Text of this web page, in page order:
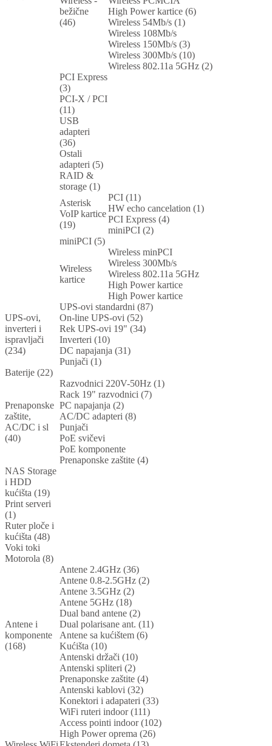
bežične
(46)
High Power kartice (6)
Wireless 54Mb/s (1)
Wireless 108Mb/s
Wireless 150Mb/s (3)
Wireless 300Mb/s (10)
Wireless 802.11a 5GHz (2)
PCI Express
(3)
PCI-X / PCI
(11)
USB
adapteri
(36)
Ostali
adapteri (5)
RAID &
storage (1)
Asterisk
VoIP kartice
(19)
PCI (11)
HW echo cancelation (1)
PCI Express (4)
miniPCI (2)
miniPCI (5)
Wireless
kartice
Wireless minPCI
Wireless 300Mb/s
Wireless 802.11a 5GHz
High Power kartice
High Power kartice
UPS-ovi,
inverteri i
ispravljači
(234)
UPS-ovi standardni (87)
On-line UPS-ovi (52)
Rek UPS-ovi 19" (34)
Inverteri (10)
DC napajanja (31)
Punjači (1)
Baterije (22)
Prenaponske
zaštite,
AC/DC i sl
(40)
Razvodnici 220V-50Hz (1)
Rack 19" razvodnici (7)
PC napajanja (2)
AC/DC adapteri (8)
Punjači
PoE svičevi
PoE komponente
Prenaponske zaštite (4)
NAS Storage
i HDD
kućišta (19)
Print serveri
(1)
Ruter ploče i
kućišta (48)
Voki toki
Motorola (8)
Antene i
komponente
(168)
Antene 2.4GHz (36)
Antene 0.8-2.5GHz (2)
Antene 3.5GHz (2)
Antene 5GHz (18)
Dual band antene (2)
Dual polarisane ant. (11)
Antene sa kućištem (6)
Kućišta (10)
Antenski držači (10)
Antenski spliteri (2)
Prenaponske zaštite (4)
Antenski kablovi (32)
Konektori i adapateri (33)
WiFi ruteri indoor (111)
Access pointi indoor (102)
High Power oprema (26)